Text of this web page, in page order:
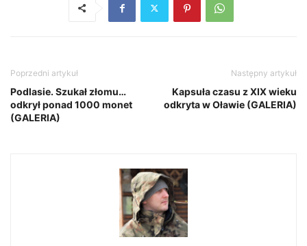
Poprzedni artykuł
Podlasie. Szukał złomu…
odkrył ponad 1000 monet
(GALERIA)
Następny artykuł
Kapsuła czasu z XIX wieku
odkryta w Oławie (GALERIA)